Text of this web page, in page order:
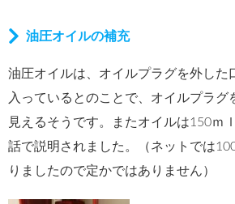
油圧オイルの補充
油圧オイルは、オイルプラグを外した
入っているとのことで、オイルプラグ
見えるそうです。またオイルは150ｍ
話で説明されました。（ネットでは
りましたので定かではありません）